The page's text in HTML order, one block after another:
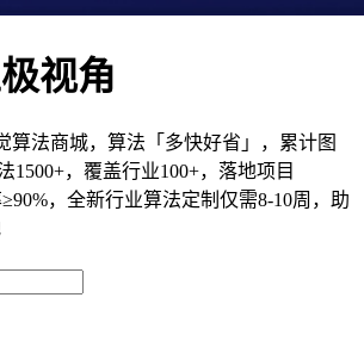
视角
算法商城，算法「多快好省」，累计图
1500+，覆盖行业100+，落地项目
，全新行业算法定制仅需8-10周，助